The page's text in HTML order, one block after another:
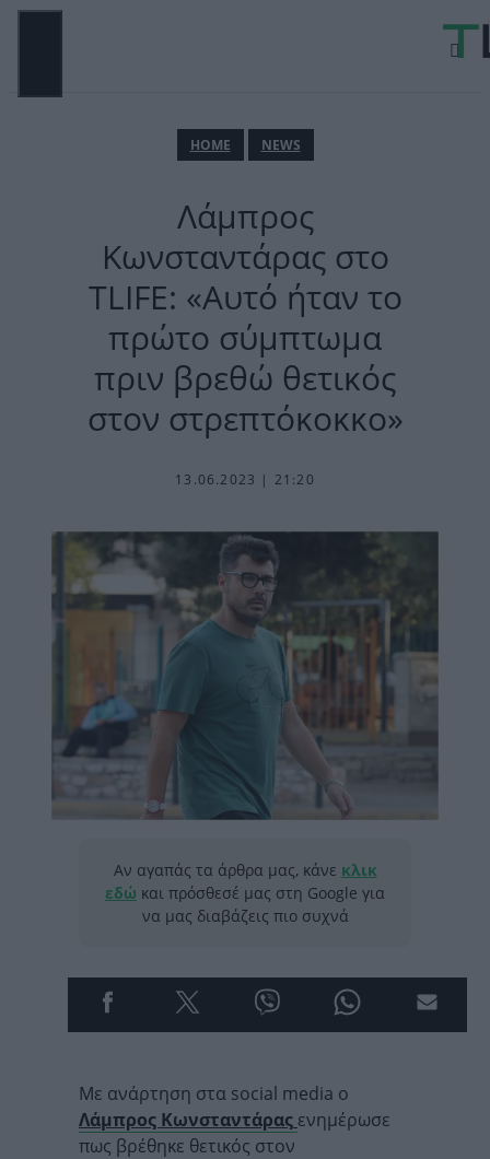
Μετάβαση
ΗΟΜΕ NEWS
Λάμπρος
Κωνσταντάρας στο
TLIFE: «Αυτό ήταν το
πρώτο σύμπτωμα
πριν βρεθώ θετικός
στον στρεπτόκοκκο»
13.06.2023 | 21:20
Αν αγαπάς τα άρθρα μας, κάνε κλικ
εδώ και πρόσθεσέ μας στη Google για
να μας διαβάζεις πιο συχνά
Με ανάρτηση στα social media ο
Λάμπρος Κωνσταντάρας ενημέρωσε
πως βρέθηκε θετικός στον